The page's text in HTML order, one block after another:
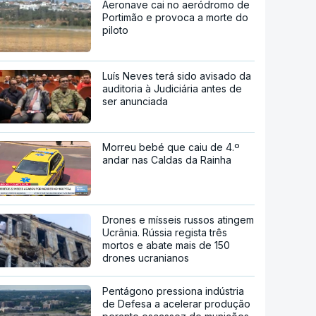
Aeronave cai no aeródromo de
Portimão e provoca a morte do
piloto
Luís Neves terá sido avisado da
auditoria à Judiciária antes de
ser anunciada
Morreu bebé que caiu de 4.º
andar nas Caldas da Rainha
Drones e mísseis russos atingem
Ucrânia. Rússia regista três
mortos e abate mais de 150
drones ucranianos
Pentágono pressiona indústria
de Defesa a acelerar produção